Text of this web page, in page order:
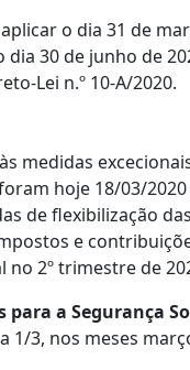
o dia 31 de
dia 30 de junho de
Lei n.º 10-A/2020.
medidas
hoje 18/03/
de flexibilização
e
no 2º trimestre de
para a Segurança
1/3, nos meses